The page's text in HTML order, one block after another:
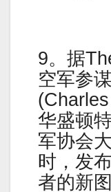
9。据
空军参
华盛顿
军协会
时，发
者的新